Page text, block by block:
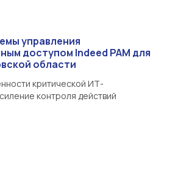
управления
доступом Indeed PAM для
области
критической ИТ-
контроля действий